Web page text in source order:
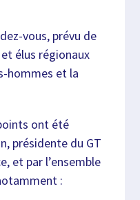
vous, prévu de
élus régionaux
hommes et la
ont été
présidente du GT
et par l’ensemble
: